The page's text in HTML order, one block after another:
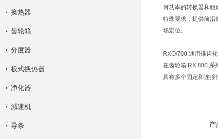
换热器
齿轮箱
分度器
板式换热器
净化器
減速机
导条
何功率的转换器和驱
特殊要求，提供前沿
场定位。
RXO/700 通用锥齿
在齿轮箱 RX 800 系
具有多个固定和连接
产